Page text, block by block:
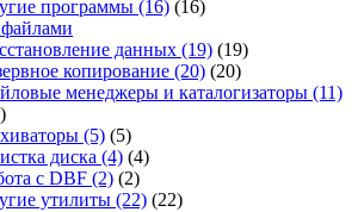
программы (16) (16)
файлами
данных (19) (19)
копирование (20) (20)
менеджеры и каталогизаторы (11)
(5) (5)
диска (4) (4)
с DBF (2) (2)
утилиты (22) (22)